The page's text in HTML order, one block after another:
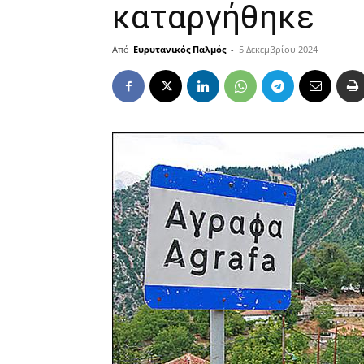
καταργήθηκε
Από Ευρυτανικός Παλμός - 5 Δεκεμβρίου 2024